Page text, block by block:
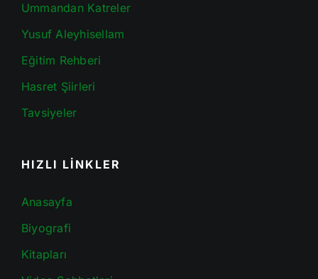
Ummandan Katreler
Yusuf Aleyhisellam
Eğitim Rehberi
Hasret Şiirleri
Tavsiyeler
HIZLI LİNKLER
Anasayfa
Biyografi
Kitapları